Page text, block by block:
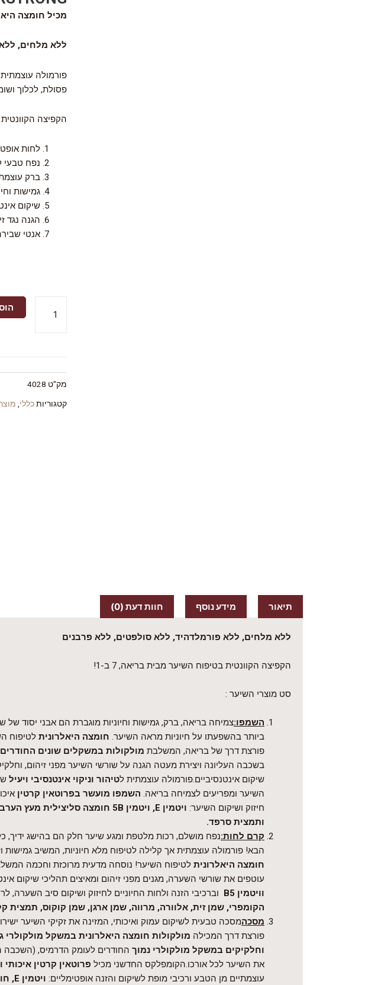
מכיל חומצה
ללא מלחים,
פורמולה
פסולת, לכלוך
הקפיצה הקוונטית
לחות
נפח טבעי
ברק
גמישות
שיקום
הגנה נגד
אנטי
לחות
ומסיכה
מולקולרית
מק"ט 4028
קטגוריותכללי
תיאור מידע נוסף חוות דעת (0)
ללא מלחים, ללא פורמלדהיד, ללא סולפטים, ללא פרבנים
הקפיצה הקוונטית בטיפוח השיער מבית בריאה, 7 ב-1!
סט מוצרי השיער :
השמפו:צמיחה בריאה, ברק, גמישות וחיוניות מוגברת הם אבני יסוד
ביותר בהשפעתו על חיוניות מראה השיער. חומצה היאלרונית לטיפוח
פורצת דרך של בריאה, המשלבת מולקולות במשקלים שונים
בשכבה העליונה ויצירת מעטה הגנה על שורשי השיער מפני זיהום,
שיקום אינטנסיביים.פורמולה עוצמתית לטיהור וניקוי אינטנסיבי ויעיל
השיער ומפריעים לצמיחה בריאה. השמפו מועשר בפרוטאין קרטין
חיזוק ושיקום השיער: ויטמין E, ויטמין 5 B
חומצה סליצילית מעץ
ותמצית סרפד.
קרם לחות:נפח מושלם, רכות מלטפת ומגע שיער חלק הם בהישג ידיך,
הבא! פורמולה עוצמתית אך קלילה לטיפוח מלא חיוניות, המשיב גמישות
חומצה היאלרונית לטיפוח השיער! נוסחה מדעית מרוכזת וחכמה
עוטפים את שורשי השערה, מגנים מפני זיהום ומאיצים תהליכי שיקום
וויטמין B5 וברכיבי הזנה ולחות החיוניים לחיזוק ושיקום סיב השערה,
הקומפרי, שמן זית, אלוורה, מרווה, שמן ארגן, שמן קוקוס, תמצית
מסכהמסכה טבעית לשיקום עמוק ואיכותי, המזינה את זקיקי השיער
פורצת דרך המכילה מולקולות חומצה היאלרונית במשקל מולקולרי
וחלקיקים במשקל מולקולרי נמוך החודרים לעומק הדרמיס, (השכבה
את השיער לכל אורכו.הקומפלקס החדשני מכיל פרוטאין קרטין איכותי
עוצמתיים מן הטבע ורכיבי מופת לשיקום והזנה אופטימליים: ויטמין E
,